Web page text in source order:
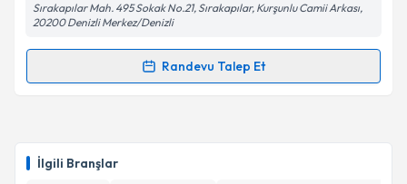
İlgili Branşlar
Kişisel verilerimin işlenmesine ilişkinAydınlatma
'ni okudum ve kişisel verilerimin belirtilen
kapsamda işlenmesini kabul ediyorum.
Takvim Talebini Gönder
Sırakapılar Mah. 495 Sokak No.21, Sırakapılar, Kurşunlu Camii Arkası,
20200 Denizli Merkez/Denizli
Randevu Talep Et
Randevu Takvimi Talebi
hazırlandığında e-posta ile bilgilendireceğiz.